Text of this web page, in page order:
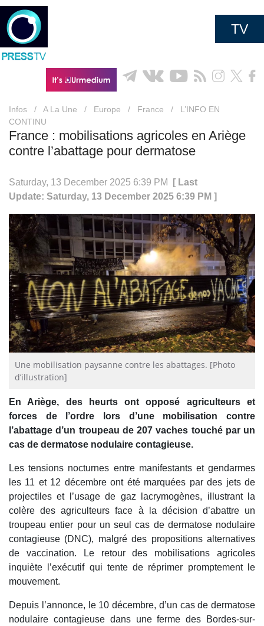
TV
Infos / A La Une / Europe / France /
L’INFO EN
CONTINU
France : mobilisations agricoles en Ariège
contre l’abattage pour dermatose
Saturday, 13 December 2025 6:39 PM
[ Last
Update: Saturday, 13 December 2025 6:39 PM ]
Une mobilisation paysanne contre les abattages. [Photo
d’illustration]
En Ariège, des heurts ont opposé agriculteurs et
forces de l’ordre lors d’une mobilisation contre
l’abattage d’un troupeau de 207 vaches touché par un
cas de dermatose nodulaire contagieuse.
Les tensions nocturnes entre manifestants et gendarmes
les 11 et 12 décembre ont été marquées par des jets de
projectiles et l’usage de gaz lacrymogènes, illustrant la
colère des agriculteurs face à la décision d’abattre un
troupeau entier pour un seul cas de dermatose nodulaire
contagieuse (DNC), malgré des propositions alternatives
de vaccination. Le retour des mobilisations agricoles
inquiète l’exécutif qui tente de réprimer promptement le
mouvement.
Depuis l’annonce, le 10 décembre, d’un cas de dermatose
nodulaire contagieuse dans une ferme des Bordes-sur-